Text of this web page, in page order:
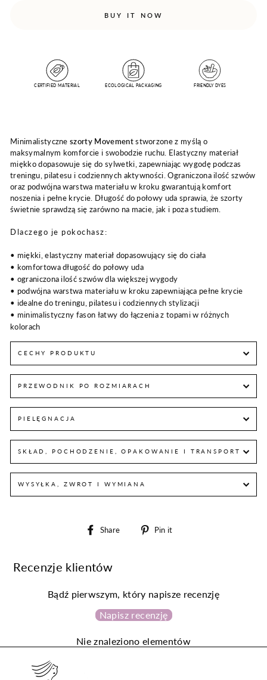
BUY IT NOW
CERTIFIED MATERIAL ECOLOGICAL PACKAGING FRIENDLY DYES
Minimalistyczneszorty Movementstworzone z myślą o
maksymalnym komforcie i swobodzie ruchu. Elastyczny materiał
miękko dopasowuje się do sylwetki, zapewniając wygodę podczas
treningu, pilatesu i codziennych aktywności. Ograniczona ilość szwów
oraz podwójna warstwa materiału w kroku gwarantują komfort
noszenia i pełne krycie. Długość do połowy uda sprawia, że szorty
świetnie sprawdzą się zarówno na macie, jak i poza studiem.
Dlaczego je pokochasz:
• miękki, elastyczny materiał dopasowujący się do ciała
• komfortowa długość do połowy uda
• ograniczona ilość szwów dla większej wygody
• podwójna warstwa materiału w kroku zapewniająca pełne krycie
• idealne do treningu, pilatesu i codziennych stylizacji
• minimalistyczny fason łatwy do łączenia z topami w różnych
kolorach
CECHY PRODUKTU
PRZEWODNIK PO ROZMIARACH
PIELĘGNACJA
SKŁAD, POCHODZENIE, OPAKOWANIE I TRANSPORT
WYSYŁKA, ZWROT I WYMIANA
Share
Share
Pin it
Recenzje klientów
Bądź pierwszym, który napisze recenzję
Napisz recenzję
Nie znaleziono elementów